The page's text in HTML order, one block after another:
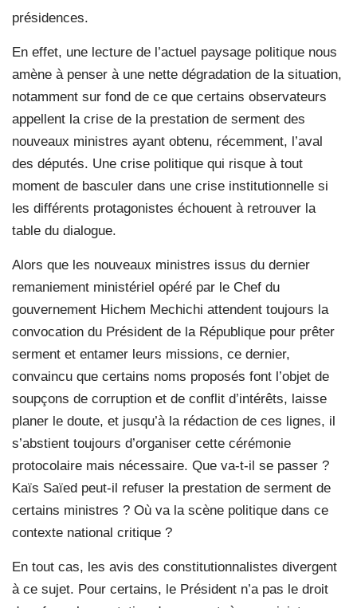
présidences.
En effet, une lecture de l’actuel paysage politique nous
amène à penser à une nette dégradation de la situation,
notamment sur fond de ce que certains observateurs
appellent la crise de la prestation de serment des
nouveaux ministres ayant obtenu, récemment, l’aval
des députés. Une crise politique qui risque à tout
moment de basculer dans une crise institutionnelle si
les différents protagonistes échouent à retrouver la
table du dialogue.
Alors que les nouveaux ministres issus du dernier
remaniement ministériel opéré par le Chef du
gouvernement Hichem Mechichi attendent toujours la
convocation du Président de la République pour prêter
serment et entamer leurs missions, ce dernier,
convaincu que certains noms proposés font l’objet de
soupçons de corruption et de conflit d’intérêts, laisse
planer le doute, et jusqu’à la rédaction de ces lignes, il
s’abstient toujours d’organiser cette cérémonie
protocolaire mais nécessaire. Que va-t-il se passer ?
Kaïs Saïed peut-il refuser la prestation de serment de
certains ministres ? Où va la scène politique dans ce
contexte national critique ?
En tout cas, les avis des constitutionnalistes divergent
à ce sujet. Pour certains, le Président n’a pas le droit